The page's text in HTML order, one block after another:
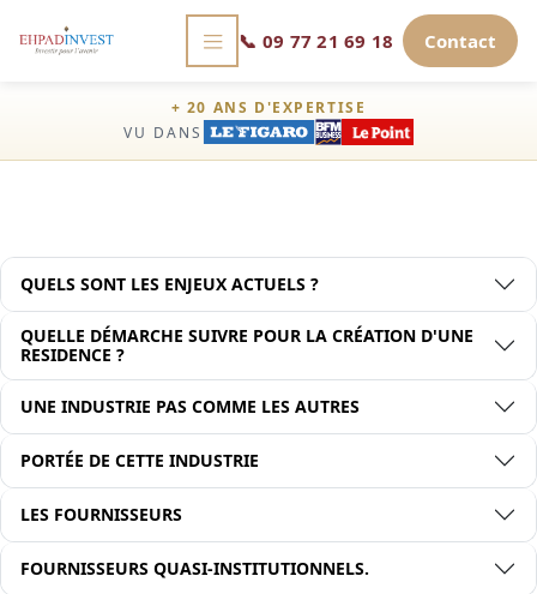
📞 09 77 21 69 18 Contact
+ 20 ANS D'EXPERTISE
VU DANS
QUELS SONT LES ENJEUX ACTUELS ?
QUELLE DÉMARCHE SUIVRE POUR LA CRÉATION D'UNE
RESIDENCE ?
UNE INDUSTRIE PAS COMME LES AUTRES
PORTÉE DE CETTE INDUSTRIE
LES FOURNISSEURS
FOURNISSEURS QUASI-INSTITUTIONNELS.